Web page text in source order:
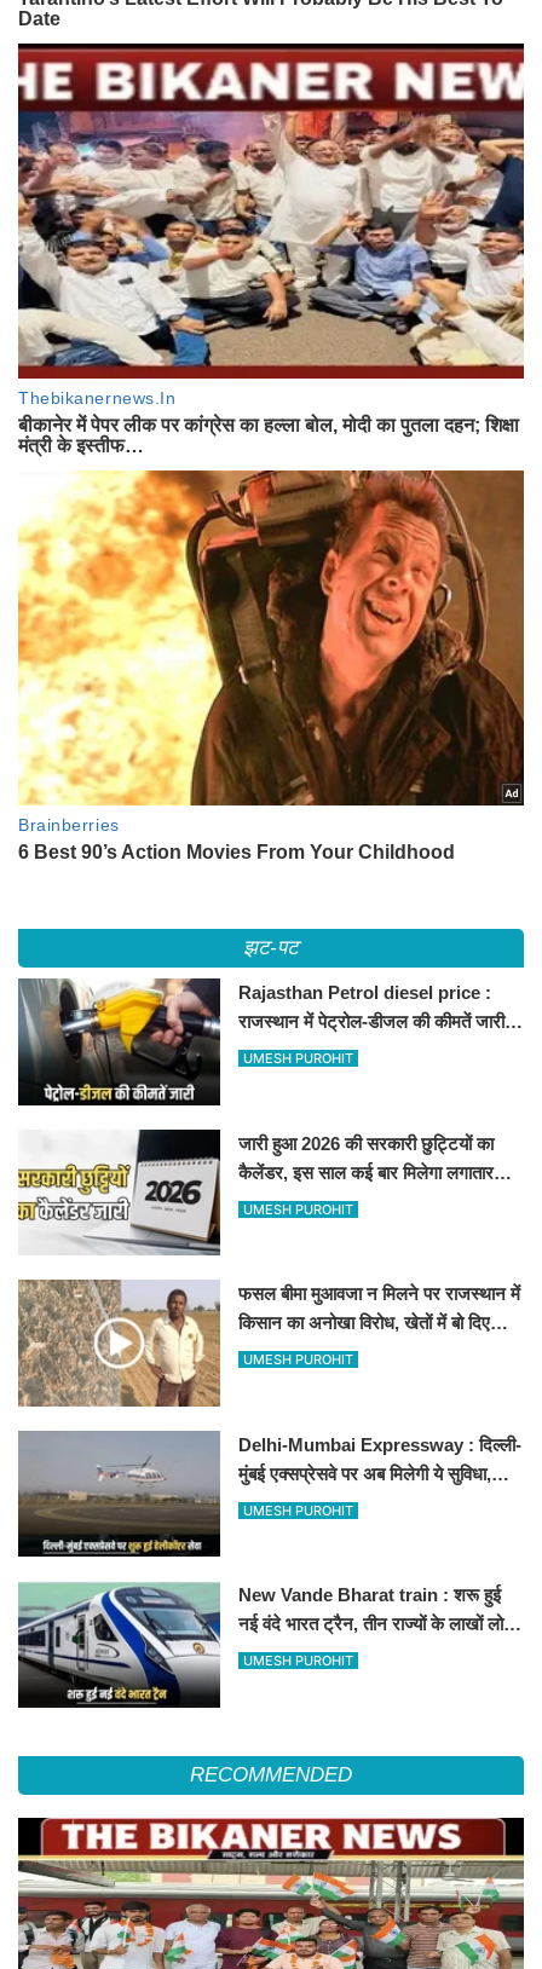
झट-पट
Rajasthan Petrol diesel price :
राजस्थान में पेट्रोल-डीजल की कीमतें जारी,
जानिए बीकानेर समेत पुरे प्रदेश में नए रेट
UMESH PUROHIT
जारी हुआ 2026 की सरकारी छुट्टियों का
कैलेंडर, इस साल कई बार मिलेगा लगातार
अवकाश, देखें
UMESH PUROHIT
फसल बीमा मुआवजा न मिलने पर राजस्थान में
किसान का अनोखा विरोध, खेतों में बो दिए
500-500 रुपए के नोट, वीडियो वायरल
UMESH PUROHIT
Delhi-Mumbai Expressway : दिल्ली-
मुंबई एक्सप्रेसवे पर अब मिलेगी ये सुविधा,
हेलीकॉप्टर सर्विस से तुरंत घायल पहुंचेगा
UMESH PUROHIT
New Vande Bharat train : शरू हुई
नई वंदे भारत ट्रैन, तीन राज्यों के लाखों लोगों
का सफर होगा आसान, देखें पूरा रूटमैप
UMESH PUROHIT
RECOMMENDED